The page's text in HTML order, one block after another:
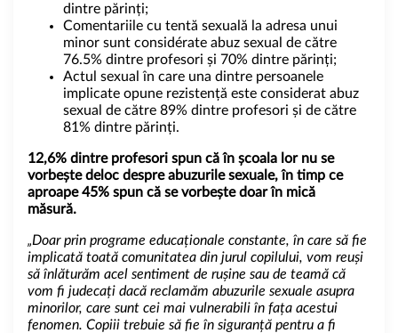
dintre părinți;
Comentariile cu tentă sexuală la adresa unui
minor sunt considérate abuz sexual de către
76.5% dintre profesori și 70% dintre părinți;
Actul sexual în care una dintre persoanele
implicate opune rezistență este considerat abuz
sexual de către 89% dintre profesori și de către
81% dintre părinți.
12,6% dintre profesori spun că în școala lor nu se
vorbește deloc despre abuzurile sexuale, în timp ce
aproape 45% spun că se vorbește doar în mică
măsură.
„Doar prin programe educaționale constante, în care să fie
implicată toată comunitatea din jurul copilului, vom reuși
să înlăturăm acel sentiment de rușine sau de teamă că
vom fi judecați dacă reclamăm abuzurile sexuale asupra
minorilor, care sunt cei mai vulnerabili în fața acestui
fenomen. Copiii trebuie să fie în siguranță pentru a fi